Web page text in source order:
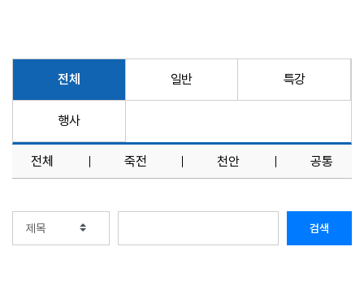
전체 일반 특강
행사
전체 죽전 천안 공통
검색